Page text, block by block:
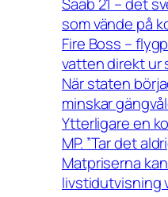
som vände på
Fire Boss –
vatten direkt ur
När staten
minskar
Ytterligare en
MP. ”Tar det
Matpriserna
livstidutvisning